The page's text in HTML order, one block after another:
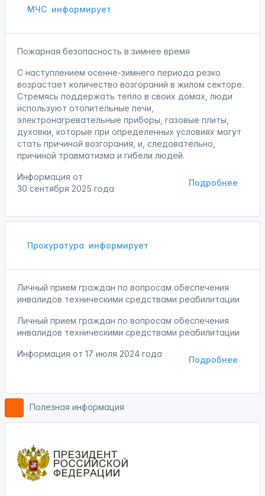
МЧС информирует
Пожарная безопасность в зимнее время
С наступлением осенне-зимнего периода резко
возрастает количество возгораний в жилом секторе.
Стремясь поддержать тепло в своих домах, люди
используют отопительные печи,
электронагревательные приборы, газовые плиты,
духовки, которые при определенных условиях могут
стать причиной возгорания, и, следовательно,
причиной травматизма и гибели людей.
Подробнее
Информация от
30 сентября 2025 года
Прокуратура информирует
Личный прием граждан по вопросам обеспечения
инвалидов техническими средствами реабилитации
Личный прием граждан по вопросам обеспечения
инвалидов техническими средствами реабилитации
Подробнее
Информация от 17 июля 2024 года
Полезная информация